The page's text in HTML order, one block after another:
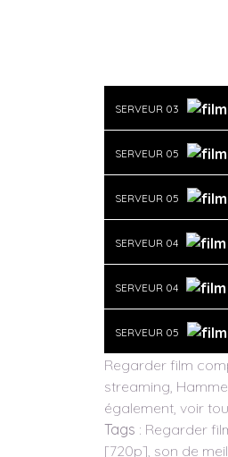
SERVEUR 03
SERVEUR 05
SERVEUR 05
SERVEUR 04
SERVEUR 04
SERVEUR 05
Regarder film
streaming,
également, voir
Tags : Regarder
[720p], son de